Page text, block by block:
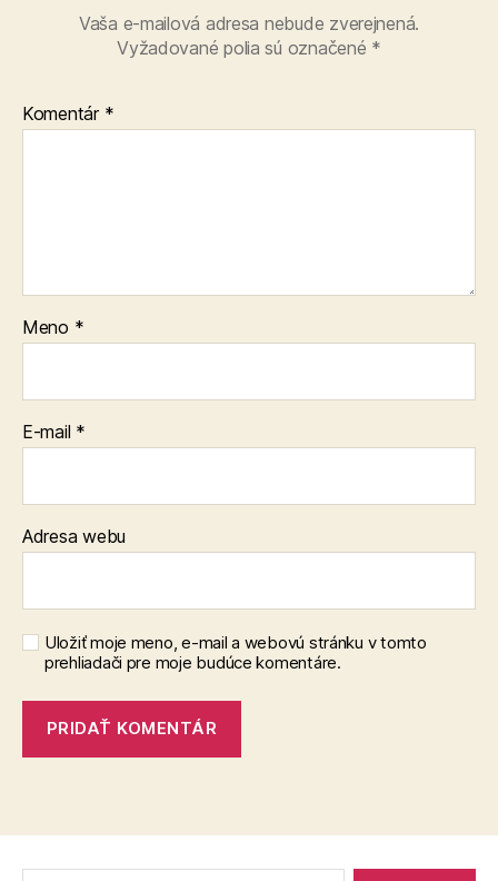
Vaša e-mailová adresa nebude zverejnená.
Vyžadované polia sú označené *
Komentár *
Meno *
E-mail *
Adresa webu
Uložiť moje meno, e-mail a webovú stránku v tomto
prehliadači pre moje budúce komentáre.